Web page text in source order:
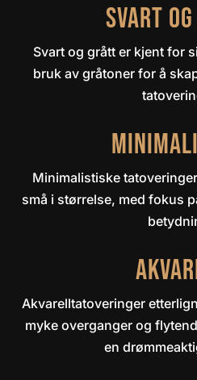
Svart
Svart og grått er kjent for
bruk av gråtoner for å
Minimalistiske
små i størrelse, med fokus
Akvarelltatoveringer
myke overganger og
en